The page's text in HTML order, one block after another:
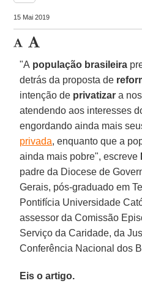
15 Mai 2019
"A população brasileira
detrás da proposta de
intenção de privatizar a
atendendo aos interesses
engordando ainda mais
privada, enquanto que a
ainda mais pobre", escreve
padre da Diocese de
Gerais, pós-graduado em
Pontifícia Universidade
assessor da Comissão
Serviço da Caridade, da
Conferência Nacional dos
Eis o artigo.